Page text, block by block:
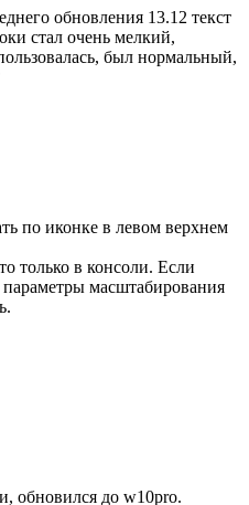
обновления 13.12 текст
стал очень мелкий,
был нормальный,
по иконке в левом верхнем
только в консоли. Если
параметры масштабирования
обновился до w10pro.